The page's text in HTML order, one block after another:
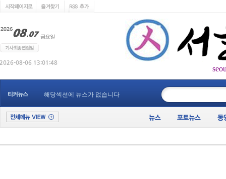
티커뉴스 해당섹션에 뉴스가 없습니다